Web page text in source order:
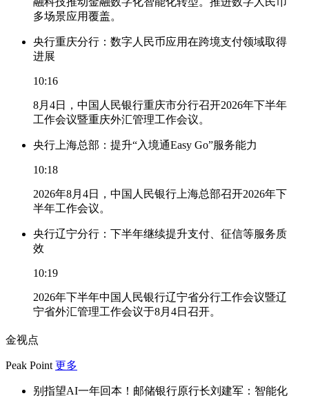
多场景应用覆盖。
央行重庆分行：数字人民币应用在跨境支付领域取得
进展
10:16
8月4日，中国人民银行重庆市分行召开2026年下半年
工作会议暨重庆外汇管理工作会议。
央行上海总部：提升“入境通Easy Go”服务能力
10:18
2026年8月4日，中国人民银行上海总部召开2026年下
半年工作会议。
央行辽宁分行：下半年继续提升支付、征信等服务质
效
10:19
2026年下半年中国人民银行辽宁省分行工作会议暨辽
宁省外汇管理工作会议于8月4日召开。
金视点
Peak Point 更多
别指望AI一年回本！邮储银行原行长刘建军：智能化